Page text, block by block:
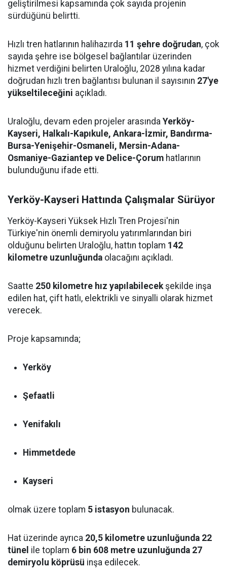
geliştirilmesi kapsamında çok sayıda projenin
sürdüğünü belirtti.
Hızlı tren hatlarının halihazırda 11 şehre doğrudan, çok
sayıda şehre ise bölgesel bağlantılar üzerinden
hizmet verdiğini belirten Uraloğlu, 2028 yılına kadar
doğrudan hızlı tren bağlantısı bulunan il sayısının 27'ye
yükseltileceğini açıkladı.
Uraloğlu, devam eden projeler arasında Yerköy-
Kayseri, Halkalı-Kapıkule, Ankara-İzmir, Bandırma-
Bursa-Yenişehir-Osmaneli, Mersin-Adana-
Osmaniye-Gaziantep ve Delice-Çorum hatlarının
bulunduğunu ifade etti.
Yerköy-Kayseri Hattında Çalışmalar Sürüyor
Yerköy-Kayseri Yüksek Hızlı Tren Projesi'nin
Türkiye'nin önemli demiryolu yatırımlarından biri
olduğunu belirten Uraloğlu, hattın toplam 142
kilometre uzunluğunda olacağını açıkladı.
Saatte 250 kilometre hız yapılabilecekşekilde inşa
edilen hat, çift hatlı, elektrikli ve sinyalli olarak hizmet
verecek.
Proje kapsamında;
Yerköy
Şefaatli
Yenifakılı
Himmetdede
Kayseri
olmak üzere toplam 5 istasyon bulunacak.
Hat üzerinde ayrıca 20,5 kilometre uzunluğunda 22
tünel ile toplam 6 bin 608 metre uzunluğunda 27
demiryolu köprüsü inşa edilecek.